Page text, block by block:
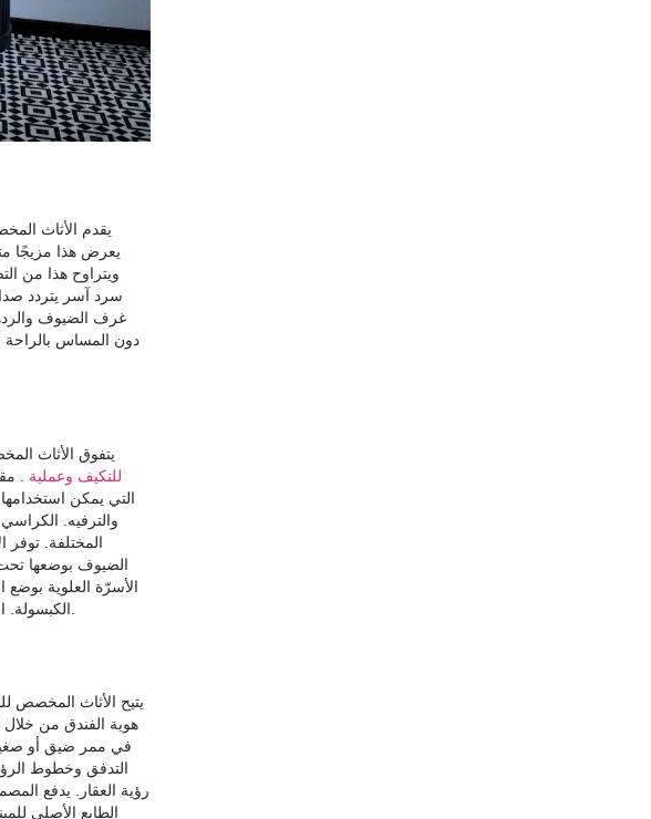
يقدم الأثاث
يعرض هذا مزيجًا
ويتراوح هذا من
سرد ​​آسر يتردد
غرف الضيوف
دون المساس بالراحة
يتفوق الأثاث
للتكيف وعملية
.
التي يمكن
والترفيه.
المختلفة.
الضيوف بوضعها
الأسرّة العلوية
يتيح الأثاث المخصص
هوية الفندق من خلال
في ممر ضيق أو
التدفق وخطوط
رؤية العقار. يدفع
الطابع الأصلي